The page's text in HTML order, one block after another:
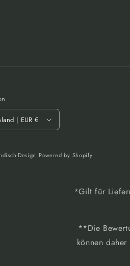
Deutschland | EUR €
Design Powered by Shopify
*Gilt für
**Die
können